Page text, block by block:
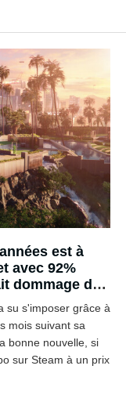
est à
avec 92%
dommage de
su s'imposer grâce à
mois suivant sa
bonne nouvelle, si
sur Steam à un prix